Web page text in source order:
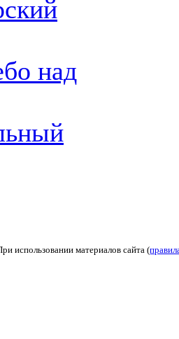
над
использовании материалов сайта (